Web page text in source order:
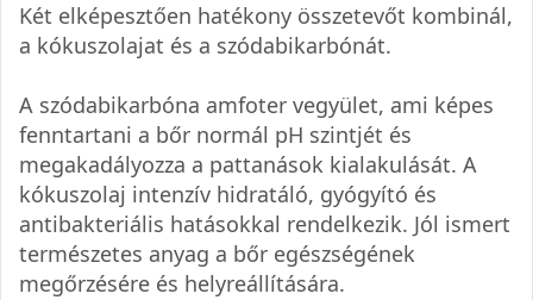
Két elképesztően hatékony összetevőt kombinál,
a kókuszolajat és a szódabikarbónát.
A szódabikarbóna amfoter vegyület, ami képes
fenntartani a bőr normál pH szintjét és
megakadályozza a pattanások kialakulását. A
kókuszolaj intenzív hidratáló, gyógyító és
antibakteriális hatásokkal rendelkezik. Jól ismert
természetes anyag a bőr egészségének
megőrzésére és helyreállítására.